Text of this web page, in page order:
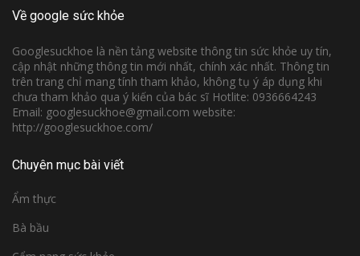
Về google sức khỏe
Googlesuckhoe là nền tảng website thông tin sức khỏe uy tín,
cập nhật những thông tin mới nhất, chính xác nhất. Thông tin
trên trang chỉ mang tính tham khảo, không tụ ý áp dụng khi
chưa tham khảo qua ý kiến của bác sĩ Hotlite: 0936664243
Email: googlesuckhoe@gmail.com website:
http://googlesuckhoe.com/
Chuyên mục bài viết
Ẩm thực
Bà bầu